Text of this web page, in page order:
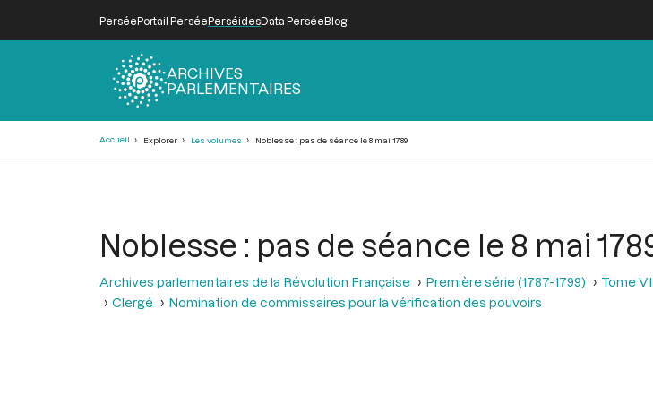
PerséePortail PerséePerséidesData PerséeBlog
ARCHIVES
PARLEMENTAIRES
Accueil Explorer Les volumes Noblesse : pas de séance le 8 mai 1789
Noblesse : pas de séance le 8 mai
Archives parlementaires de la Révolution Française Première série (1787-1799) Tome
Clergé
Nomination de commissaires pour la vérification des pouvoirs